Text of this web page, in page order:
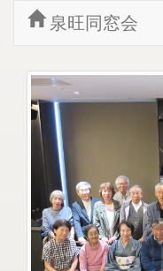
泉旺同窓会